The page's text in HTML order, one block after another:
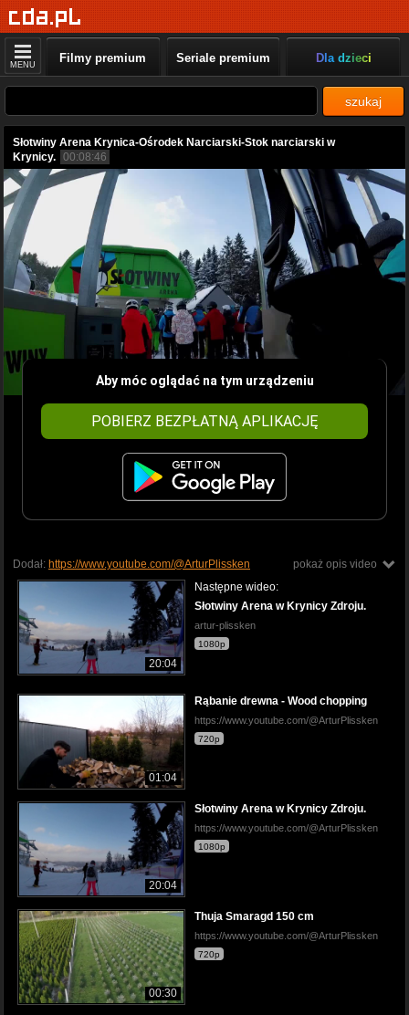
MENU Filmy premium Seriale premium Dla dzieci
szukaj
Słotwiny Arena Krynica-Ośrodek Narciarski-Stok narciarski w
Krynicy. 00:08:46
Aby móc oglądać na tym urządzeniu
POBIERZ BEZPŁATNĄ APLIKACJĘ
pokaż opis video
Dodał: https://www.youtube.com/@ArturPlissken
20:04
Następne wideo:
Słotwiny Arena w Krynicy Zdroju.
artur-plissken
1080p
01:04
Rąbanie drewna - Wood chopping
https://www.youtube.com/@ArturPlissken
720p
20:04
Słotwiny Arena w Krynicy Zdroju.
https://www.youtube.com/@ArturPlissken
1080p
00:30
Thuja Smaragd 150 cm
https://www.youtube.com/@ArturPlissken
720p